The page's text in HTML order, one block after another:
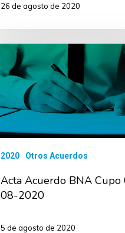
26 de agosto de 2020
2020 Otros Acuerdos
Acta Acuerdo BNA Cupo
08-2020
5 de agosto de 2020